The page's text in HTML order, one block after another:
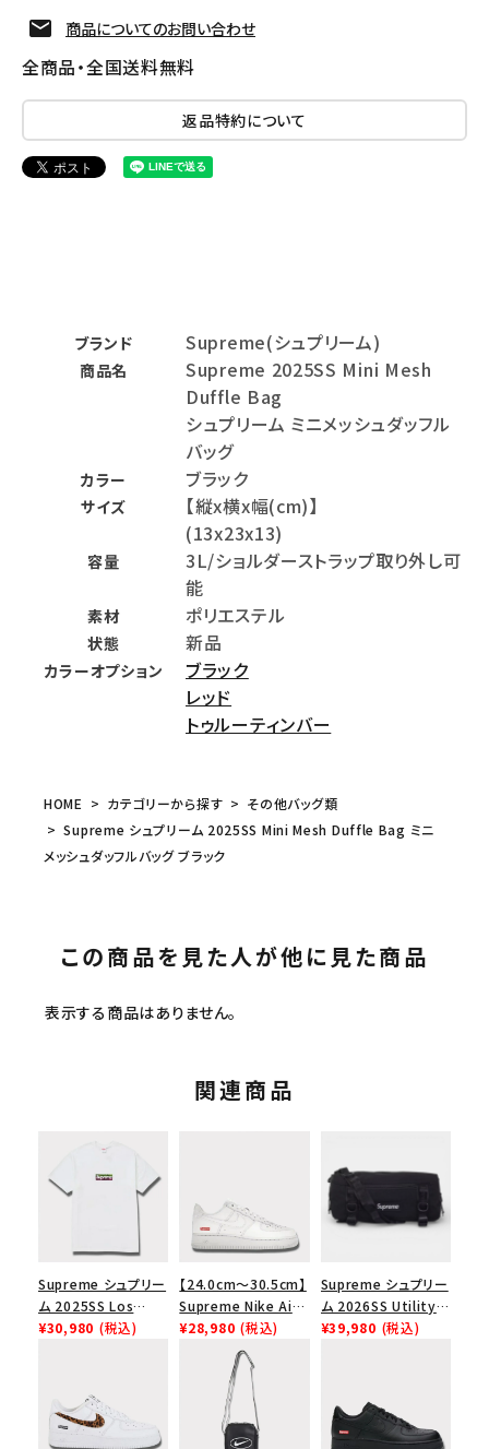
商品についてのお問い合わせ
全商品・全国送料無料
返品特約について
ブランド Supreme(シュプリーム)
商品名
Supreme 2025SS Mini Mesh
Duffle Bag
シュプリーム ミニメッシュダッフル
バッグ
カラー ブラック
サイズ
【縦x横x幅(cm)】
(13x23x13)
容量
3L/ショルダーストラップ取り外し可
能
素材 ポリエステル
状態 新品
カラーオプション
ブラック
レッド
トゥルーティンバー
HOME カテゴリーから探す
その他バッグ類
Supreme シュプリーム 2025SS Mini Mesh Duffle Bag ミニ
メッシュダッフルバッグ ブラック
この商品を見た人が他に見た商品
表示する商品はありません。
関連商品
Supreme シュプリー
ム 2025SS Los
Angeles Fire Relief
スロゴTシャツ ホワ
イト 白
¥30,980 (税込)
【24.0cm～30.5cm】
Supreme Nike Air
Force 1 Low シュプ
リーム ナイキエアフォ
ース１スニーカー シ
ューズ ホワイト
¥28,980 (税込)
Supreme シュプリー
ム 2026SS Utility
Bag ユーティリティ
¥39,980 (税込)